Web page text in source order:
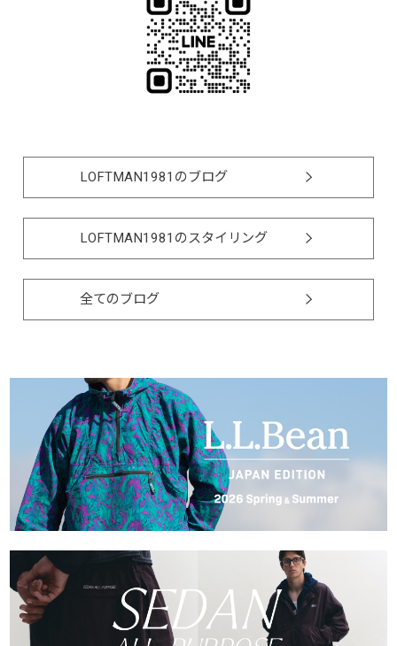
LOFTMAN1981のブログ
LOFTMAN1981のスタイリング
全てのブログ